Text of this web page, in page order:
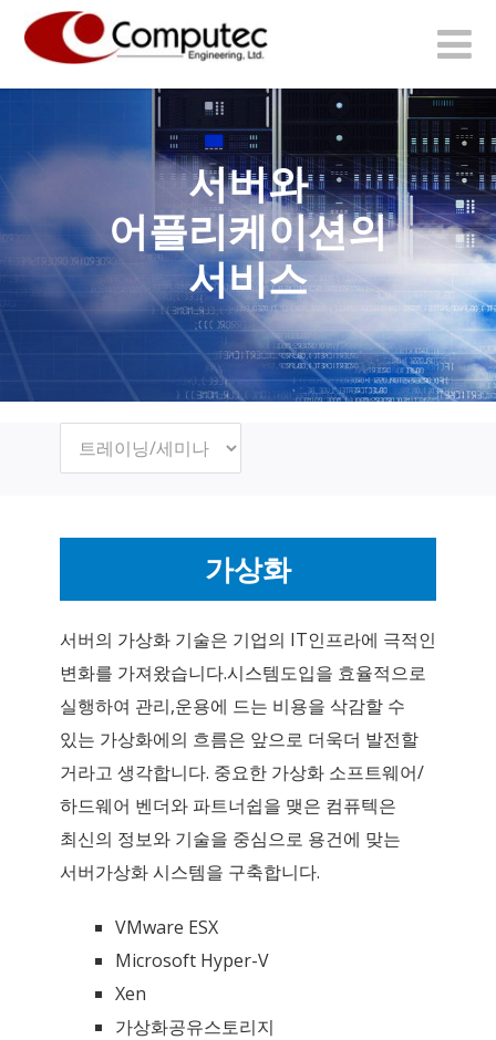
서버와
어플리케이션의
서비스
가상화
서버의 가상화 기술은 기업의 IT인프라에 극적인
변화를 가져왔습니다.시스템도입을 효율적으로
실행하여 관리,운용에 드는 비용을 삭감할 수
있는 가상화에의 흐름은 앞으로 더욱더 발전할
거라고 생각합니다. 중요한 가상화 소프트웨어/
하드웨어 벤더와 파트너쉽을 맺은 컴퓨텍은
최신의 정보와 기술을 중심으로 용건에 맞는
서버가상화 시스템을 구축합니다.
VMware ESX
Microsoft Hyper-V
Xen
가상화공유스토리지